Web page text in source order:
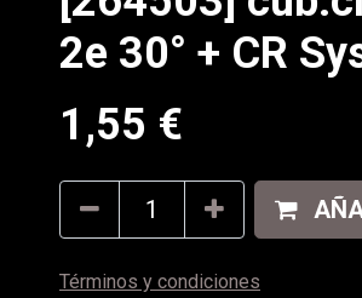
2e 30° + CR
1,55 €
Términos y condiciones